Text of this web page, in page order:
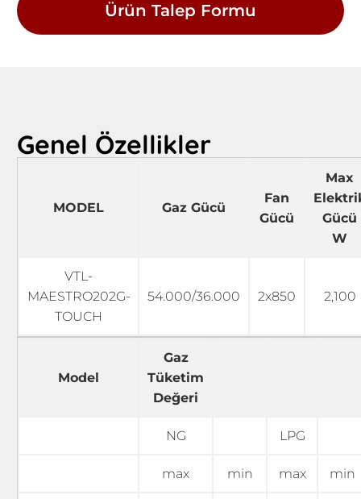
Ürün Talep Formu
Genel Özellikler
MODEL Gaz Gücü
Fan
Gücü
Max
Gücü
W
VTL-
MAESTRO202G-
TOUCH
54.000/36.000 2x850 2,100
Model
Gaz
Tüketim
Değeri
NG LPG
max min max min